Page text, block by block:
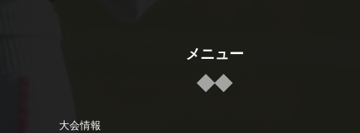
メニュー
大会情報